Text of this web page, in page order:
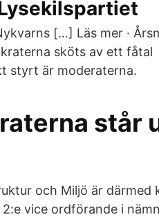
[…] Läs mer ·
sköts av ett fåtal
styrt är moderaterna.
står
och Miljö är därmed
vice ordförande i